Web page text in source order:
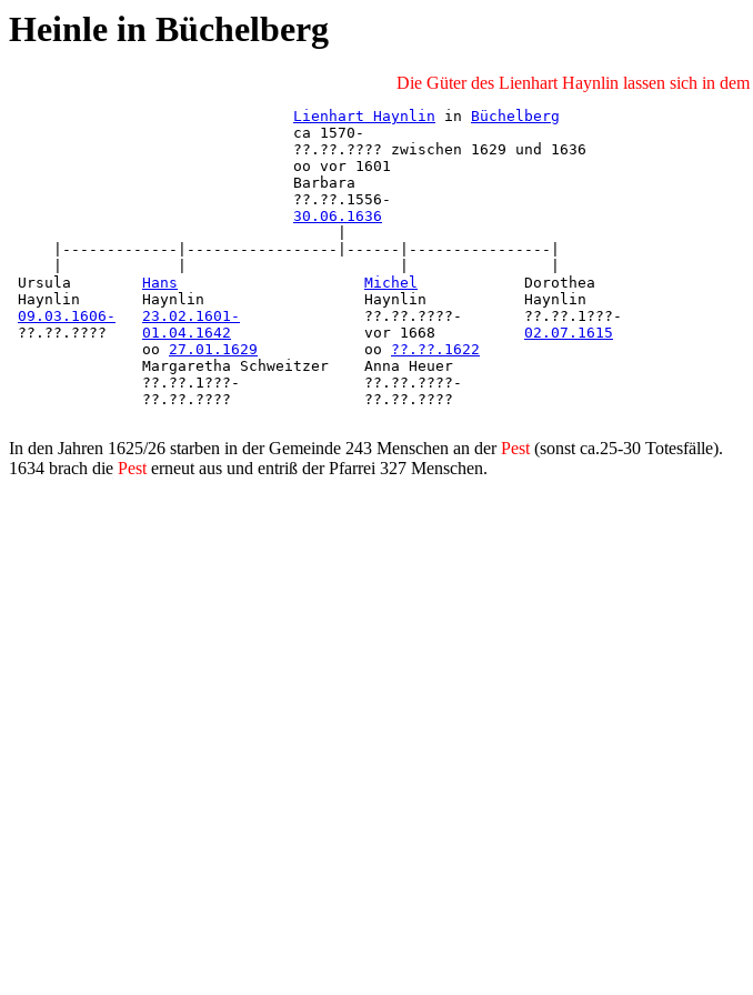
Heinle in Büchelberg
Die Güter des Lienhart Haynlin lassen sich in dem
Lienhart Haynlin in Büchelberg
                                ca 1570-
                                ??.??.???? zwischen 1629 und 1636
                                oo vor 1601
                                Barbara
                                ??.??.1556-
30.06.1636
     |-------------|-----------------|------|----------------|
Ursula Hans Michel
            Dorothea
Haynlin       Haynlin                  Haynlin           Haynlin
09.03.1606-
23.02.1601-
              ??.??.????-       ??.??.1???-
??.??.???? 01.04.1642
               vor 1668
02.07.1615
               oo
27.01.1629
            oo
??.??.1622
               Margaretha Schweitzer    Anna Heuer
               ??.??.1???-              ??.??.????-
               ??.??.????               ??.??.????
In den Jahren 1625/26 starben in der Gemeinde 243 Menschen an derPest(sonst ca.25-30 Totesfälle).
1634 brach die Pesterneut aus und entriß der Pfarrei 327 Menschen.